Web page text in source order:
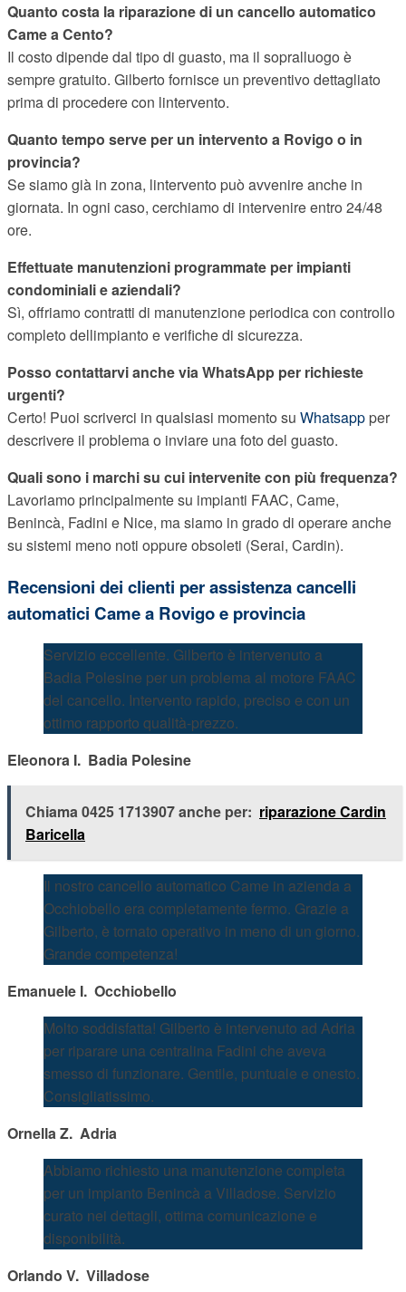
Quanto costa la riparazione di un cancello automatico
Came a Cento?
Il costo dipende dal tipo di guasto, ma il sopralluogo è
sempre gratuito. Gilberto fornisce un preventivo dettagliato
prima di procedere con lintervento.
Quanto tempo serve per un intervento a Rovigo o in
provincia?
Se siamo già in zona, lintervento può avvenire anche in
giornata. In ogni caso, cerchiamo di intervenire entro 24/48
ore.
Effettuate manutenzioni programmate per impianti
condominiali e aziendali?
Sì, offriamo contratti di manutenzione periodica con controllo
completo dellimpianto e verifiche di sicurezza.
Posso contattarvi anche via WhatsApp per richieste
urgenti?
Certo! Puoi scriverci in qualsiasi momento su Whatsapp per
descrivere il problema o inviare una foto del guasto.
Quali sono i marchi su cui intervenite con più frequenza?
Lavoriamo principalmente su impianti FAAC, Came,
Benincà, Fadini e Nice, ma siamo in grado di operare anche
su sistemi meno noti oppure obsoleti (Serai, Cardin).
Recensioni dei clienti per assistenza cancelli
automatici Came a Rovigo e provincia
Servizio eccellente. Gilberto è intervenuto a
Badia Polesine per un problema al motore FAAC
del cancello. Intervento rapido, preciso e con un
ottimo rapporto qualità-prezzo.
Eleonora I.  Badia Polesine
Chiama 0425 1713907 anche per: riparazione Cardin
Baricella
Il nostro cancello automatico Came in azienda a
Occhiobello era completamente fermo. Grazie a
Gilberto, è tornato operativo in meno di un giorno.
Grande competenza!
Emanuele I.  Occhiobello
Molto soddisfatta! Gilberto è intervenuto ad Adria
per riparare una centralina Fadini che aveva
smesso di funzionare. Gentile, puntuale e onesto.
Consigliatissimo.
Ornella Z.  Adria
Abbiamo richiesto una manutenzione completa
per un impianto Benincà a Villadose. Servizio
curato nei dettagli, ottima comunicazione e
disponibilità.
Orlando V.  Villadose